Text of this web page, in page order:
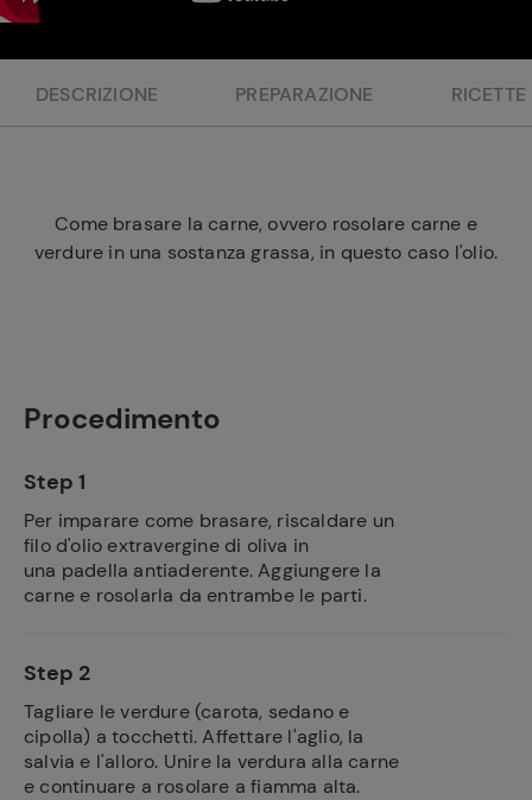
e
DESCRIZIONE PREPARAZIONE RICETTE
Come brasare la carne, ovvero rosolare carne e
verdure in una sostanza grassa, in questo caso l'olio.
Procedimento
Step 1
Per imparare come brasare, riscaldare un
filo d'olio extravergine di oliva in
una padella antiaderente. Aggiungere la
carne e rosolarla da entrambe le parti.
Step 2
Tagliare le verdure (carota, sedano e
cipolla) a tocchetti. Affettare l'aglio, la
salvia e l'alloro. Unire la verdura alla carne
e continuare a rosolare a fiamma alta.